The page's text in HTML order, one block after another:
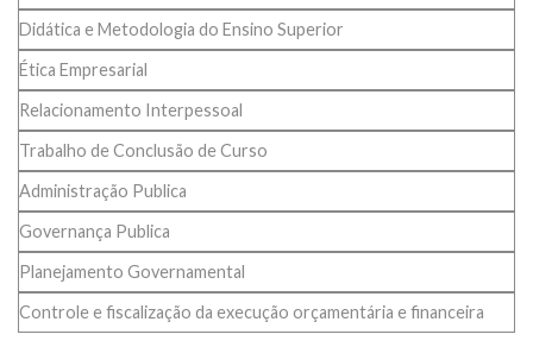
Didática e Metodologia do Ensino Superior
Ética Empresarial
Relacionamento Interpessoal
Trabalho de Conclusão de Curso
Administração Publica
Governança Publica
Planejamento Governamental
Controle e fiscalização da execução orçamentária e financeira